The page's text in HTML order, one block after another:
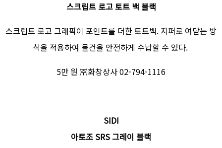
스크립트 로고 토트 백 블랙
스크립트 로고 그래픽이 포인트를 더한 토트백. 지퍼로 여닫는 방
식을 적용하여 물건을 안전하게 수납할 수 있다.
5만 원 ㈜화창상사 02-794-1116
SIDI
아토조 SRS 그레이 블랙